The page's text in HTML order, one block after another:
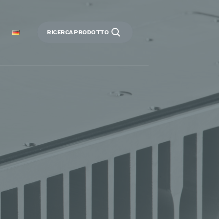
RICERCA PRODOTTO